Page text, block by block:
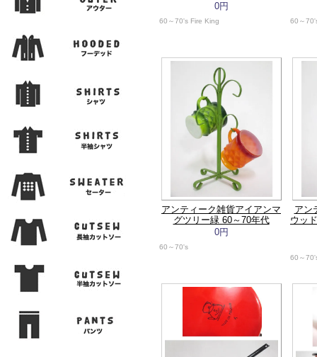
0円
60～70's Fire King 60～
アンティーク雑貨アイアンマ
グツリー緑 60～70年代
0円
60～70's
アン
ウッ
60～